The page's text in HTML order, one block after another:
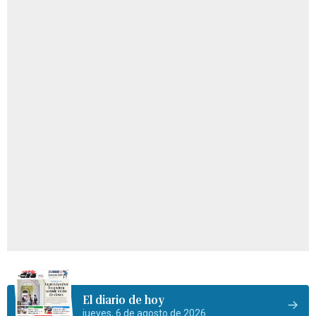
El diario de hoy
jueves, 6 de agosto de 2026